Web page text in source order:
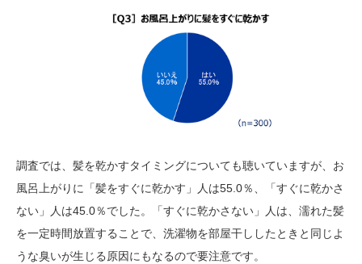
調査では、髪を乾かすタイミングについても聴いていますが、お
風呂上がりに「髪をすぐに乾かす」人は55.0％、「すぐに乾かさ
ない」人は45.0％でした。「すぐに乾かさない」人は、濡れた髪
を一定時間放置することで、洗濯物を部屋干ししたときと同じよ
うな臭いが生じる原因にもなるので要注意です。